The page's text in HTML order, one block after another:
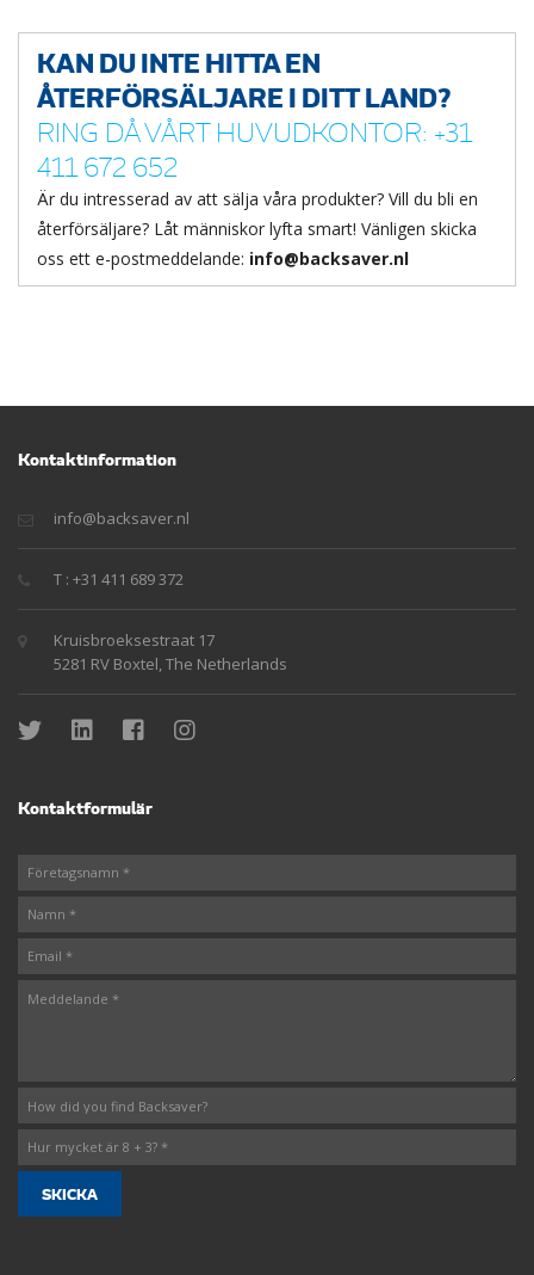
KAN DU INTE HITTA EN
ÅTERFÖRSÄLJARE I DITT LAND?
RING DÅ VÅRT HUVUDKONTOR: +31
411 672 652
Är du intresserad av att sälja våra produkter? Vill du bli en
återförsäljare? Låt människor lyfta smart! Vänligen skicka
oss ett e-postmeddelande: info@backsaver.nl
Kontaktinformation
info@backsaver.nl
T : +31 411 689 372
Kruisbroeksestraat 17
5281 RV Boxtel, The Netherlands
Kontaktformulär